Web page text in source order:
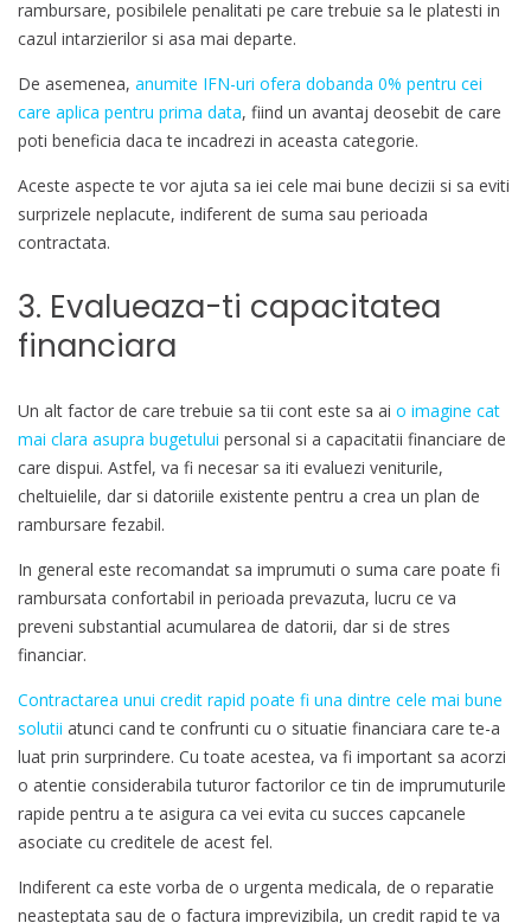
rambursare, posibilele penalitati pe care trebuie sa le platesti in
cazul intarzierilor si asa mai departe.
De asemenea, anumite IFN-uri ofera dobanda 0% pentru cei
care aplica pentru prima data, fiind un avantaj deosebit de care
poti beneficia daca te incadrezi in aceasta categorie.
Aceste aspecte te vor ajuta sa iei cele mai bune decizii si sa eviti
surprizele neplacute, indiferent de suma sau perioada
contractata.
3. Evalueaza-ti capacitatea
financiara
Un alt factor de care trebuie sa tii cont este sa ai o imagine cat
mai clara asupra bugetului personal si a capacitatii financiare de
care dispui. Astfel, va fi necesar sa iti evaluezi veniturile,
cheltuielile, dar si datoriile existente pentru a crea un plan de
rambursare fezabil.
In general este recomandat sa imprumuti o suma care poate fi
rambursata confortabil in perioada prevazuta, lucru ce va
preveni substantial acumularea de datorii, dar si de stres
financiar.
Contractarea unui credit rapid poate fi una dintre cele mai bune
solutii atunci cand te confrunti cu o situatie financiara care te-a
luat prin surprindere. Cu toate acestea, va fi important sa acorzi
o atentie considerabila tuturor factorilor ce tin de imprumuturile
rapide pentru a te asigura ca vei evita cu succes capcanele
asociate cu creditele de acest fel.
Indiferent ca este vorba de o urgenta medicala, de o reparatie
neasteptata sau de o factura imprevizibila, un credit rapid te va